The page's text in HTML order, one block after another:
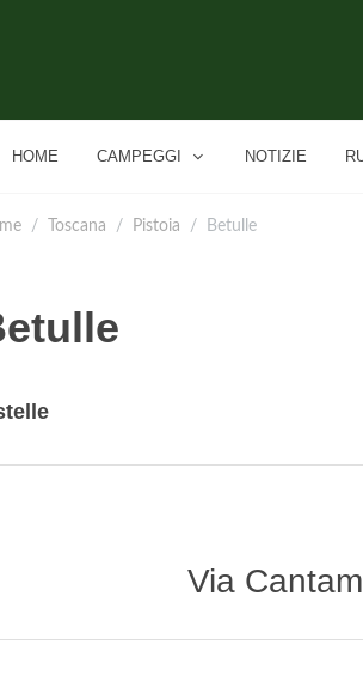
HOME CAMPEGGI NOTIZIE
Toscana Pistoia Betulle
Via